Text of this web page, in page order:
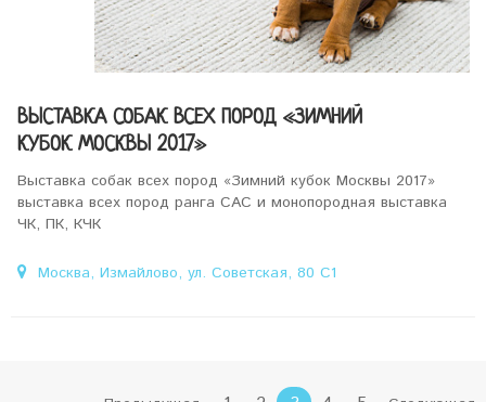
ВЫСТАВКА СОБАК ВСЕХ ПОРОД «ЗИМНИЙ
КУБОК МОСКВЫ 2017»
Выставка собак всех пород «Зимний кубок Москвы 2017»
выставка всех пород ранга САС и монопородная выставка
ЧК, ПК, КЧК
Москва, Измайлово, ул. Советская, 80 С1